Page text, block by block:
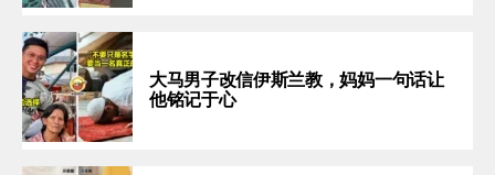
大马男子改信伊斯兰教，妈妈一句话让
他铭记于心